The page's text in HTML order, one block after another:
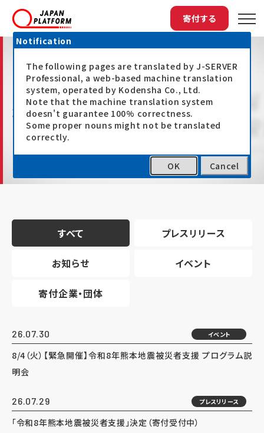
寄付する
最新情報
すべて プレスリリース
お知らせ イベント
寄付企業・団体
26.07.30 イベント
8/4（火）【緊急開催】令和8年熊本地震被災者支援 プログラム説
明会
26.07.29 プレスリリース
「令和8年熊本地震被災者支援」決定（寄付受付中）
Notification
The following pages are translated by J-SERVER
Professional, a web-based machine translation
system, operated by Kodensha Co., Ltd.
Note that the machine translation system
doesn't guarantee 100% correctness.
Some proper nouns might not be translated
correctly.
OK Cancel